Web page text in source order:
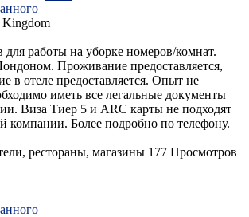
Kingdom
работы на уборке номеров/комнат.
Проживание предоставляется,
в отеле предоставляется. Опыт не
иметь все легальные документы
Виза Тиер 5 и ARC карты не подходят
компании. Более подробно по телефону.
рестораны, магазины 177 Просмотров